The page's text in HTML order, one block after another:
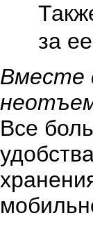
за
Вместе
Все